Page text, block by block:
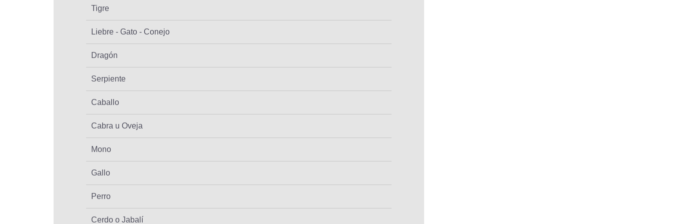
Tigre
Liebre - Gato - Conejo
Dragón
Serpiente
Caballo
Cabra u Oveja
Mono
Gallo
Perro
Cerdo o Jabalí